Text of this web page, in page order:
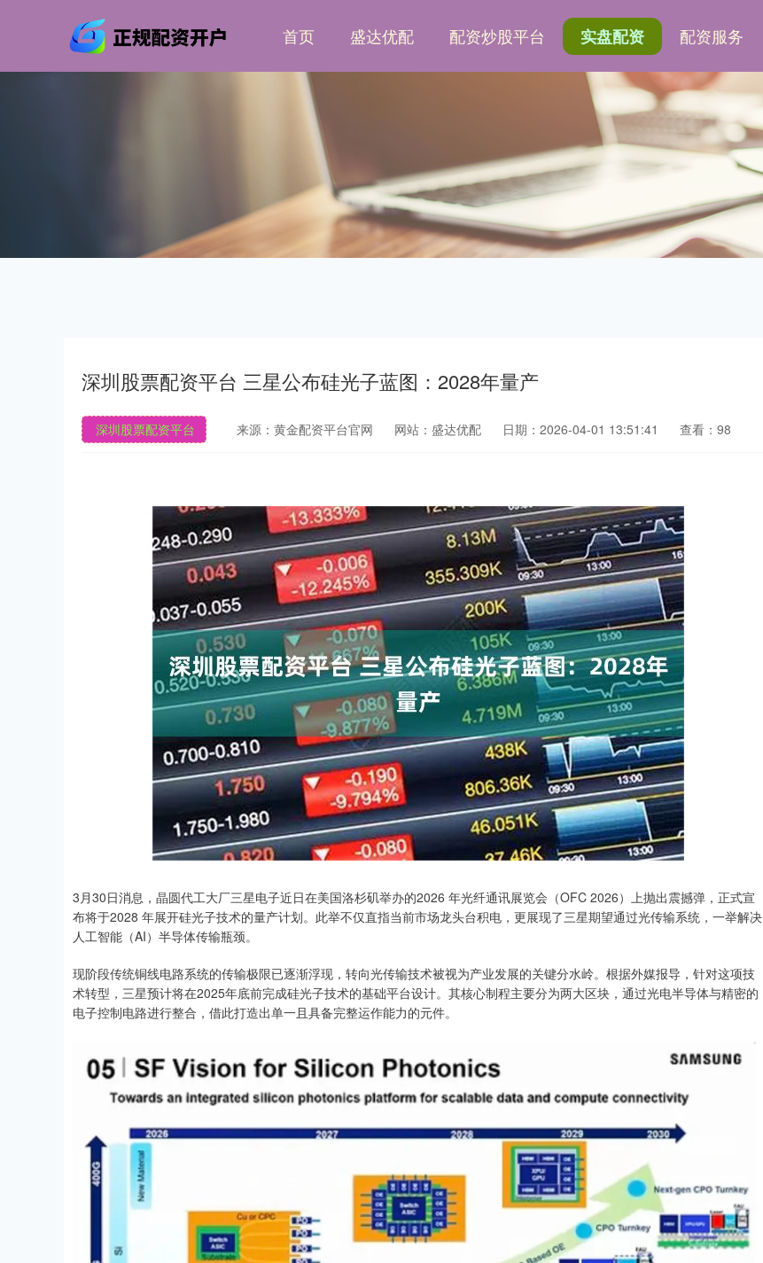
首页 盛达优配 配资炒股平台 实盘配资 配资服务
深圳股票配资平台 三星公布硅光子蓝图：2028年量产
深圳股票配资平台 来源：黄金配资平台官网 网站：盛达优配 日期：2026-04-01 13:51:41 查看：98
3月30日消息，晶圆代工大厂三星电子近日在美国洛杉矶举办的2026 年光纤通讯展览会（OFC 2026）上抛出震撼弹，正式宣
布将于2028 年展开硅光子技术的量产计划。此举不仅直指当前市场龙头台积电，更展现了三星期望通过光传输系统，一举解决
人工智能（AI）半导体传输瓶颈。
现阶段传统铜线电路系统的传输极限已逐渐浮现，转向光传输技术被视为产业发展的关键分水岭。根据外媒报导，针对这项技
术转型，三星预计将在2025年底前完成硅光子技术的基础平台设计。其核心制程主要分为两大区块，通过光电半导体与精密的
电子控制电路进行整合，借此打造出单一且具备完整运作能力的元件。
深证成指 14311.01 200.89 1.42% 沪深300 4694.44 43.13